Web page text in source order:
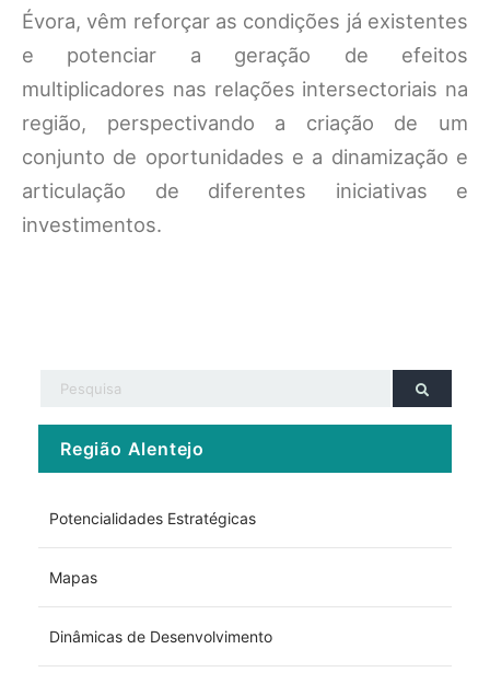
Évora, vêm reforçar as condições já existentes
e potenciar a geração de efeitos
multiplicadores nas relações intersectoriais na
região, perspectivando a criação de um
conjunto de oportunidades e a dinamização e
articulação de diferentes iniciativas e
investimentos.
Região Alentejo
Potencialidades Estratégicas
Mapas
Dinâmicas de Desenvolvimento